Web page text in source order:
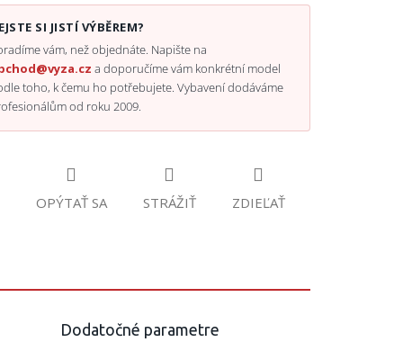
SI JISTÍ VÝBĚREM?
vám, než objednáte. Napište na
a doporučíme vám konkrétní model
toho, k čemu ho potřebujete. Vybavení dodáváme
od roku 2009.
OPÝTAŤ SA STRÁŽIŤ ZDIEĽAŤ
Dodatočné parametre